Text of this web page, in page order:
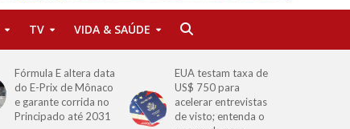
TV VIDA & SAÚDE
Fórmula E altera data
do E-Prix de Mônaco
e garante corrida no
Principado até 2031
EUA testam taxa de
US$ 750 para
acelerar entrevistas
de visto; entenda o